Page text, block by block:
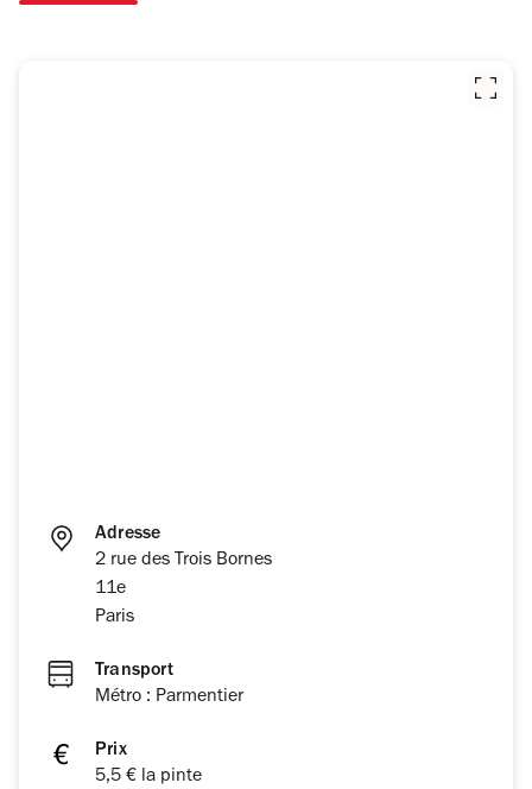
Adresse
2 rue des Trois Bornes
11e
Paris
Transport
Métro : Parmentier
Prix
5,5 € la pinte